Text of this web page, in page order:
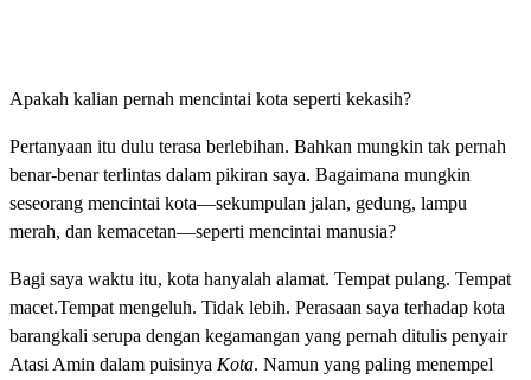
Apakah kalian pernah mencintai kota seperti kekasih?
Pertanyaan itu dulu terasa berlebihan. Bahkan mungkin tak pernah
benar-benar terlintas dalam pikiran saya. Bagaimana mungkin
seseorang mencintai kota—sekumpulan jalan, gedung, lampu
merah, dan kemacetan—seperti mencintai manusia?
Bagi saya waktu itu, kota hanyalah alamat. Tempat pulang. Tempat
macet.Tempat mengeluh. Tidak lebih. Perasaan saya terhadap kota
barangkali serupa dengan kegamangan yang pernah ditulis penyair
Atasi Amin dalam puisinya Kota. Namun yang paling menempel